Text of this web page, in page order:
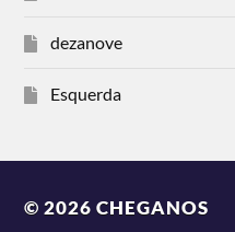
dezanove
Esquerda
© 2026CHEGANOS